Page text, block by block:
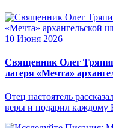
10 Июня 2026
Священник Олег
лагеря «Мечта»
Отец настоятель
веры и подарил каждому